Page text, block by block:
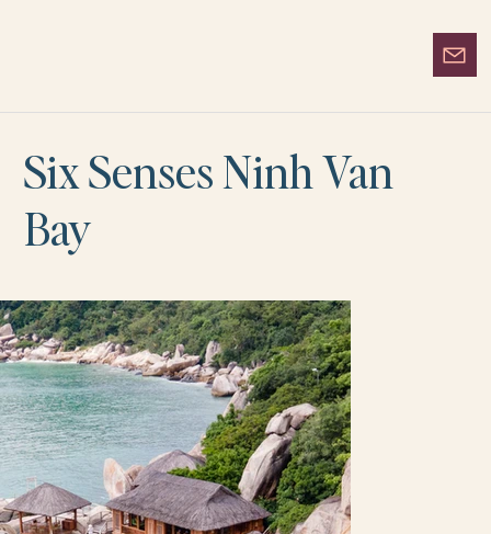
Six Senses Ninh Van
Bay